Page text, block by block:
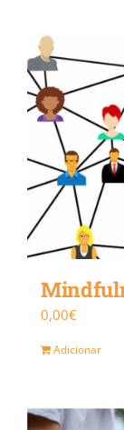
0,00€
Adicionar